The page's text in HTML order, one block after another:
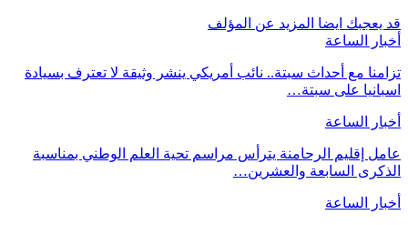
قد يعجبك ايضا المزيد عن المؤلف
أخبار الساعة
تزامنا مع أحداث سبتة.. نائب أمريكي ينشر وثيقة لا تعترف بسيادة
اسبانيا على سبتة…
أخبار الساعة
عامل إقليم الرحامنة يترأس مراسم تحية العلم الوطني بمناسبة
الذكرى السابعة والعشرين…
أخبار الساعة